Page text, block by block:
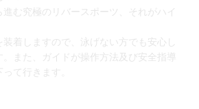
む究極のリバースポーツ、それがハイ
着しますので、泳げない方でも安心し
。また、ガイドが操作方法及び安全指導
て行きます。